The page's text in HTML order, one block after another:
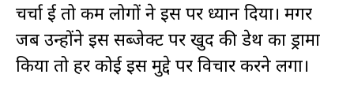
चर्चा हुई तो कम लोगों ने इस पर ध्यान दिया। मगर
जब उन्होंने इस सब्जेक्ट पर खुद की डेथ का ड्रामा
किया तो हर कोई इस मुद्दे पर विचार करने लगा।